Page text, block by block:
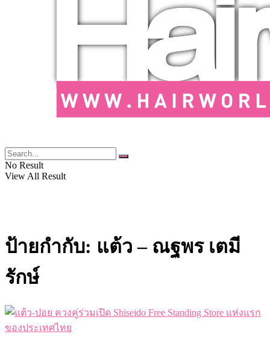
No Result
View All Result
ป้ายกำกับ: แต้ว – ณฐพร เตมี
รักษ์